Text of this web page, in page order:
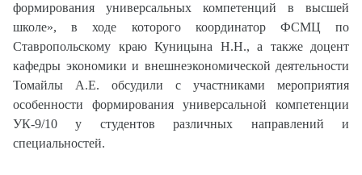
формирования универсальных компетенций в высшей
школе», в ходе которого координатор ФСМЦ по
Ставропольскому краю Куницына Н.Н., а также доцент
кафедры экономики и внешнеэкономической деятельности
Томайлы А.Е. обсудили с участниками мероприятия
особенности формирования универсальной компетенции
УК-9/10 у студентов различных направлений и
специальностей.